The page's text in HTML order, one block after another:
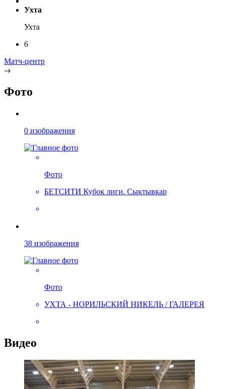
Ухта
Ухта
6
Матч-центр
Фото
0 изображения
Фото
БЕТСИТИ Кубок лиги. Сыктывкар
38 изображения
Фото
УХТА - НОРИЛЬСКИЙ НИКЕЛЬ / ГАЛЕРЕЯ
Видео